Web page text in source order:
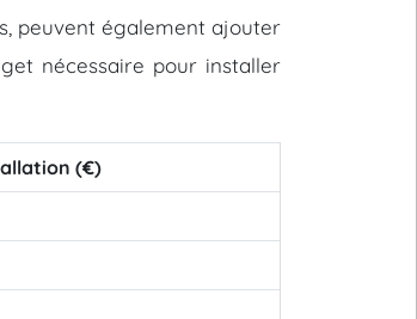
peuvent également ajouter
nécessaire pour installer
(€)